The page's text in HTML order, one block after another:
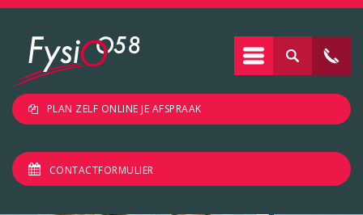
PLAN ZELF ONLINE JE AFSPRAAK
CONTACTFORMULIER